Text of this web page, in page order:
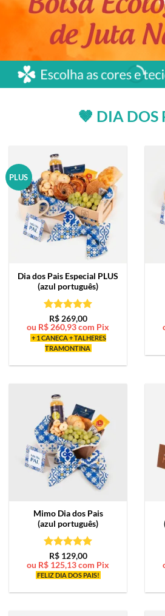
🤎 DIA DOS
PLUS
Dia dos Pais Especial PLUS
(azul português)
Avaliação5
de 5
R$269,00
ou R$260,93com Pix
+ 1 CANECA + TALHERES
TRAMONTINA
Mimo Dia dos Pais
(azul português)
Avaliação5
de 5
R$129,00
ou R$ 125,13com Pix
FELIZ DIA DOS PAIS!